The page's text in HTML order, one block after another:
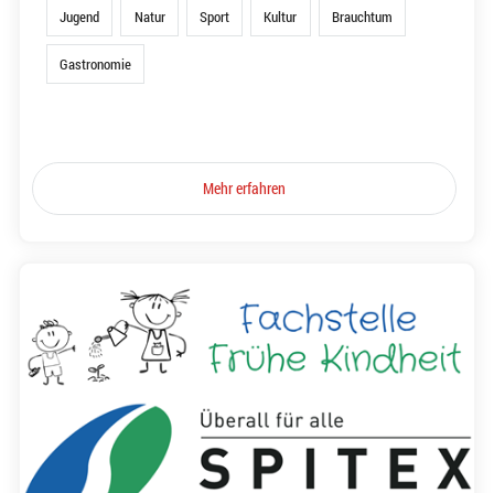
Jugend Natur Sport Kultur Brauchtum
Gastronomie
Mehr erfahren